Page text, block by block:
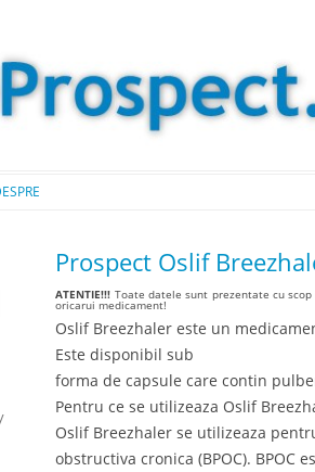
Prospect Oslif
ATENTIE!!! Toate datele sunt prezentate cu
oricarui medicament!
Oslif Breezhaler este un
Este disponibil sub
forma de capsule care contin
Pentru ce se utilizeaza Oslif
Oslif Breezhaler se utilizeaza
obstructiva cronica (BPOC).